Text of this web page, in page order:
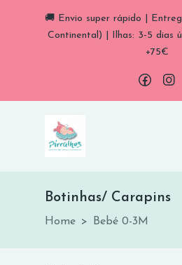
🚚 Envio super rápido |
Continental) | Ilhas: 3-5 dias
+75€
Botinhas/ Carapins
Botinhas/
Home Bebé 0-3M